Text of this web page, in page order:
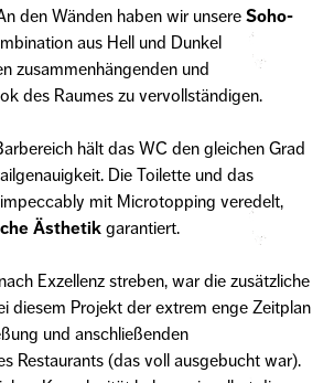
den Wänden haben wir unsere Soho-
aus Hell und Dunkel
zusammenhängenden und
des Raumes zu vervollständigen.
hält das WC den gleichen Grad
Die Toilette und das
mit Microtopping veredelt,
Ästhetik garantiert.
Exzellenz streben, war die zusätzliche
diesem Projekt der extrem enge Zeitplan
und anschließenden
Restaurants (das voll ausgebucht war).